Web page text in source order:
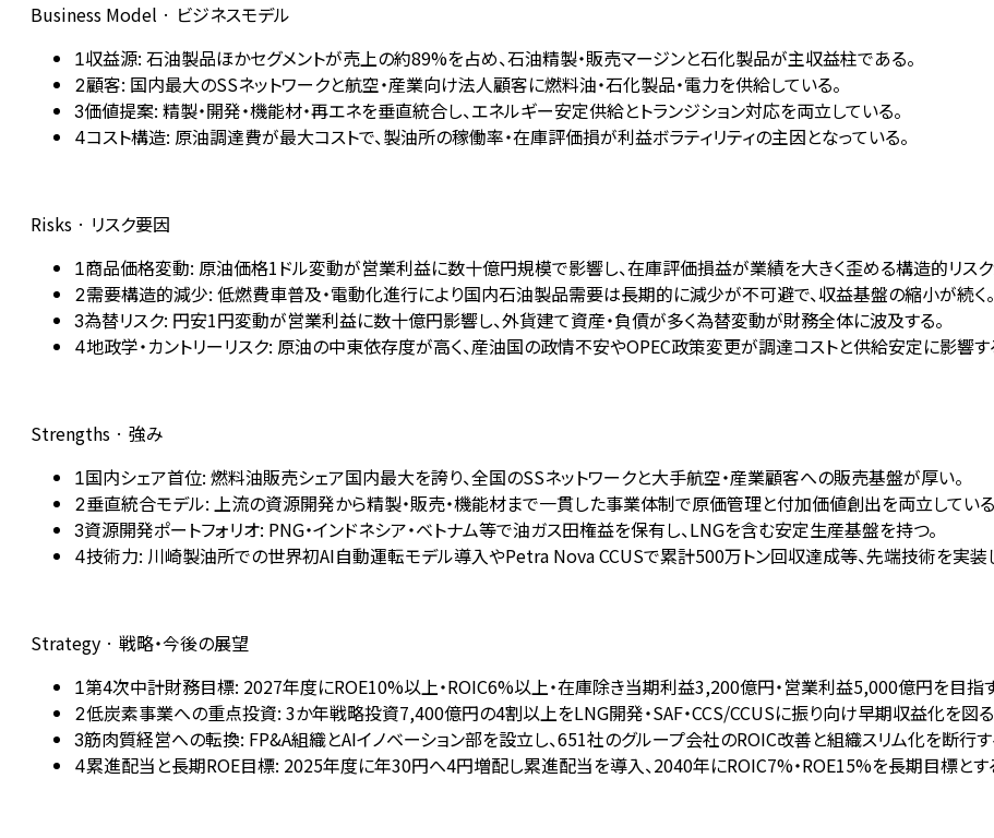
Business Model · ビジネスモデル
1収益源: 石油製品ほかセグメントが売上の約89%を占め、石油精製・販売マージンと石化製品が主収益柱である。
2顧客: 国内最大のSSネットワークと航空・産業向け法人顧客に燃料油・石化製品・電力を供給している。
3価値提案: 精製・開発・機能材・再エネを垂直統合し、エネルギー安定供給とトランジション対応を両立している。
4コスト構造: 原油調達費が最大コストで、製油所の稼働率・在庫評価損が利益ボラティリティの主因となっている。
Risks · リスク要因
1商品価格変動: 原油価格1ドル変動が営業利益に数十億円規模で影響し、在庫評価損益が業績を大きく歪める構造的リスク
2需要構造的減少: 低燃費車普及・電動化進行により国内石油製品需要は長期的に減少が不可避で、収益基盤の縮小が続く。
3為替リスク: 円安1円変動が営業利益に数十億円影響し、外貨建て資産・負債が多く為替変動が財務全体に波及する。
4地政学・カントリーリスク: 原油の中東依存度が高く、産油国の政情不安やOPEC政策変更が調達コストと供給安定に影響す
Strengths · 強み
1国内シェア首位: 燃料油販売シェア国内最大を誇り、全国のSSネットワークと大手航空・産業顧客への販売基盤が厚い。
2垂直統合モデル: 上流の資源開発から精製・販売・機能材まで一貫した事業体制で原価管理と付加価値創出を両立している
3資源開発ポートフォリオ: PNG・インドネシア・ベトナム等で油ガス田権益を保有し、LNGを含む安定生産基盤を持つ。
4技術力: 川崎製油所での世界初AI自動運転モデル導入やPetra Nova CCUSで累計500万トン回収達成等、先端技術を実装
Strategy · 戦略・今後の展望
1第4次中計財務目標: 2027年度にROE10%以上・ROIC6%以上・在庫除き当期利益3,200億円・営業利益5,000億円を目指す
2低炭素事業への重点投資: 3か年戦略投資7,400億円の4割以上をLNG開発・SAF・CCS/CCUSに振り向け早期収益化を図る
3筋肉質経営への転換: FP&A組織とAIイノベーション部を設立し、651社のグループ会社のROIC改善と組織スリム化を断行す
4累進配当と長期ROE目標: 2025年度に年30円へ4円増配し累進配当を導入、2040年にROIC7%・ROE15%を長期目標とす